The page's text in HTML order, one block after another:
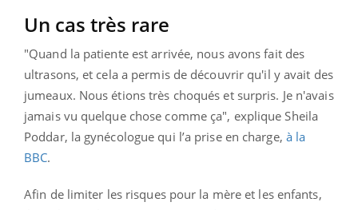
Un cas très rare
"Quand la patiente est arrivée, nous avons fait des
ultrasons, et cela a permis de découvrir qu'il y avait des
jumeaux. Nous étions très choqués et surpris. Je n'avais
jamais vu quelque chose comme ça", explique Sheila
Poddar, la gynécologue qui l’a prise en charge, à la
BBC.
Afin de limiter les risques pour la mère et les enfants,